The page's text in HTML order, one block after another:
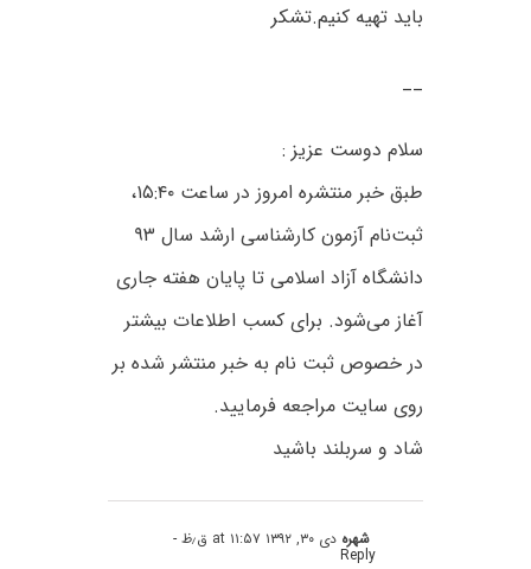
باید تهیه کنیم.تشکر
__
سلام دوست عزیز :
طبق خبر منتشره امروز در ساعت ۱۵:۴۰،
ثبت‌نام آزمون کارشناسی ارشد سال ۹۳
دانشگاه آزاد اسلامی تا پایان هفته جاری
آغاز می‌شود. برای کسب اطلاعات بیشتر
در خصوص ثبت نام به خبر منتشر شده بر
روی سایت مراجعه فرمایید.
شاد و سربلند باشید
شهره دی ۳۰, ۱۳۹۲ at ۱۱:۵۷ ق٫ظ -
Reply